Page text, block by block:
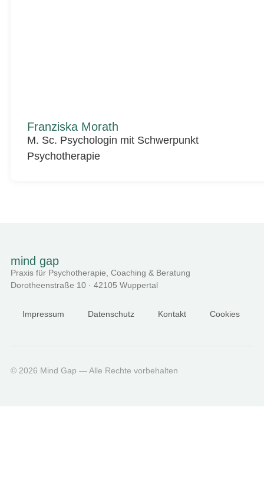
Franziska Morath
M. Sc. Psychologin mit Schwerpunkt
Psychotherapie
mind gap
Praxis für Psychotherapie, Coaching & Beratung
Dorotheenstraße 10 · 42105 Wuppertal
Impressum Datenschutz Kontakt Cookies
© 2026 Mind Gap — Alle Rechte vorbehalten